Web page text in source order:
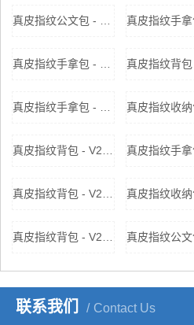
真皮指纹手拿
联系我们 Contact Us